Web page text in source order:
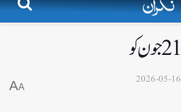
2026-05-16
A
A